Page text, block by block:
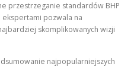
przestrzeganie standardów BHP
ekspertami pozwala na
skomplikowanych wizji
najpopularniejszych